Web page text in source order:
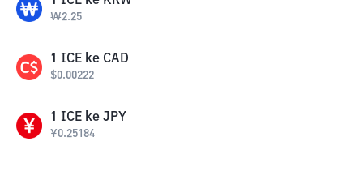
₩2.25
1 ICE ke CAD
$0.00222
1 ICE ke JPY
¥0.25184